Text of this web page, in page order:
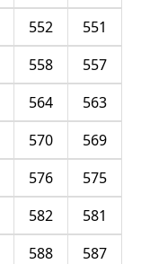
551
552
557
558
563
564
569
570
575
576
581
582
587
588